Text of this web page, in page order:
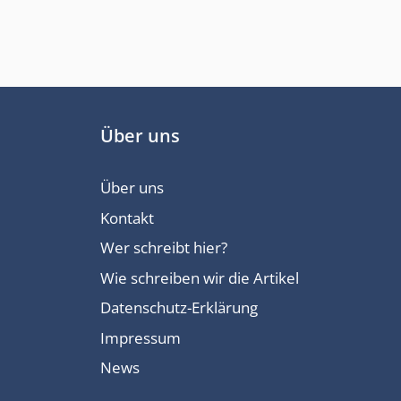
Über uns
Über uns
Kontakt
Wer schreibt hier?
Wie schreiben wir die Artikel
Datenschutz-Erklärung
Impressum
News